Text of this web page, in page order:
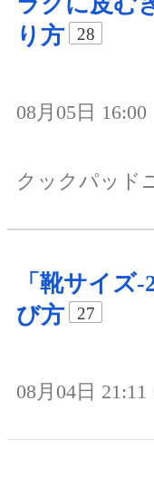
り方
28
08月05日 16:00
クックパッド
「靴サイズ
び方
27
08月04日 21:11